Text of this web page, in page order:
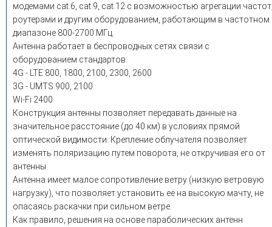
модемами cat.6, cat.9, cat.12 с возможностью агрегации
роутерами и другим оборудованием, работающим в частотном
диапазоне 800-2700 МГц.
Антенна работает в беспроводных сетях связи с
оборудованием стандартов:
4G - LTE 800, 1800, 2100, 2300, 2600
3G - UMTS 900, 2100
Wi-Fi 2400
Конструкция антенны позволяет передавать данные на
значительное расстояние (до 40 км) в условиях прямой
оптической видимости. Крепление облучателя позволяет
изменять поляризацию путем поворота, не откручивая его от
антенны.
Антенна имеет малое сопротивление ветру (низкую ветровую
нагрузку), что позволяет установить её на высокую мачту, не
опасаясь раскачки при сильном ветре.
Как правило, решения на основе параболических антенн